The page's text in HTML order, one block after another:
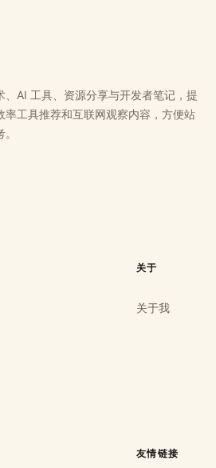
、AI 工具、资源分享与开发者笔记，提
率工具推荐和互联网观察内容，方便站
关于
关于我
友情链接